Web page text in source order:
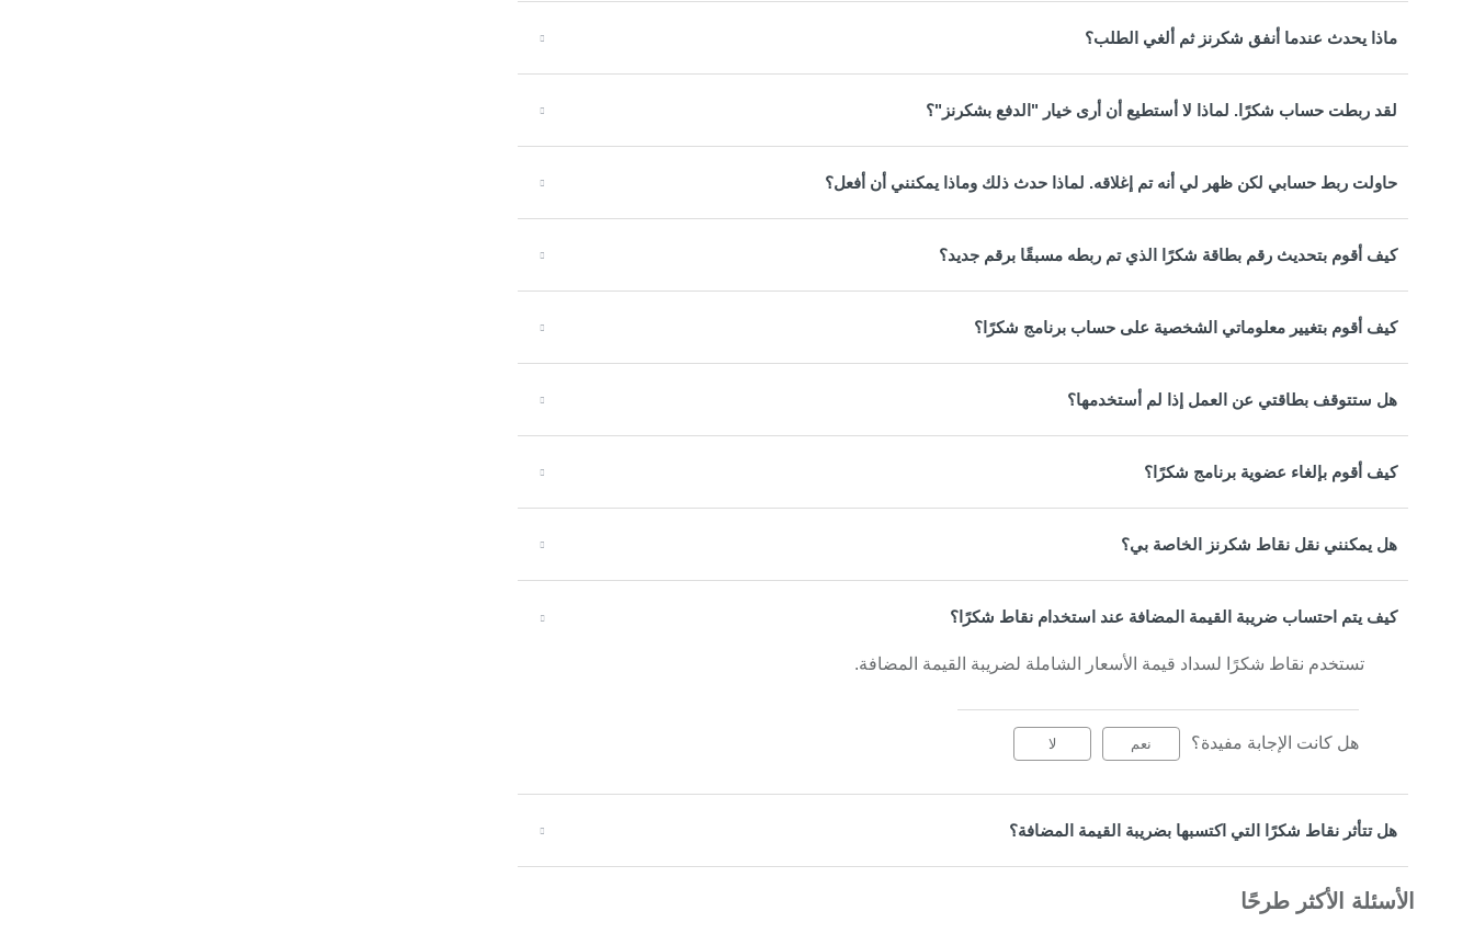
ماذا يحدث عندما أنفق شكرنز ثم ألغي الطلب؟
لقد ربطت حساب شكرًا. لماذا لا أستطيع أن أرى خيار "الدفع بشكرنز"؟
حاولت ربط حسابي لكن ظهر لي أنه تم إغلاقه. لماذا حدث ذلك وماذا يمكنني أن أفعل؟
كيف أقوم بتحديث رقم بطاقة شكرًا الذي تم ربطه مسبقًا برقم جديد؟
كيف أقوم بتغيير معلوماتي الشخصية على حساب برنامج شكرًا؟
هل ستتوقف بطاقتي عن العمل إذا لم أستخدمها؟
كيف أقوم بإلغاء عضوية برنامج شكرًا؟
هل يمكنني نقل نقاط شكرنز الخاصة بي؟
كيف يتم احتساب ضريبة القيمة المضافة عند استخدام نقاط شكرًا؟
تستخدم نقاط شكرًا لسداد قيمة الأسعار الشاملة لضريبة القيمة المضافة.
هل كانت الإجابة مفيدة؟ نعم لا
هل تتأثر نقاط شكرًا التي اكتسبها بضريبة القيمة المضافة؟
الأسئلة الأكثر طرحًا